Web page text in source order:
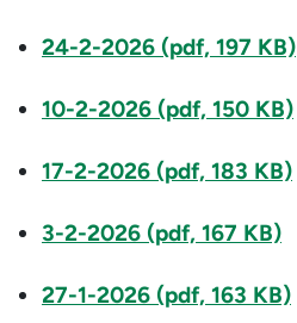
24-2-2026 (pdf, 197 KB)
10-2-2026 (pdf, 150 KB)
17-2-2026 (pdf, 183 KB)
3-2-2026 (pdf, 167 KB)
27-1-2026 (pdf, 163 KB)